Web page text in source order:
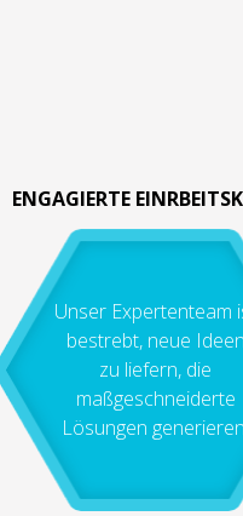
ENGAGIERTE
Unser Expertenteam
bestrebt, neue Ideen
zu liefern, die
maßgeschneiderte
Lösungen